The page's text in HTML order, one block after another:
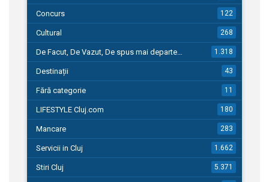
Concurs 122
Cultural 268
De Facut, De Vazut, De spus mai departe… 1.318
Destinații 43
Fără categorie 11
LIFESTYLE Cluj.com 180
Mancare 283
Servicii in Cluj 1.662
Stiri Cluj 5.371